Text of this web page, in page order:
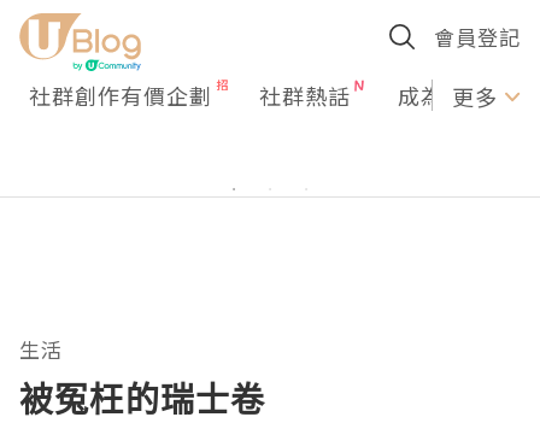
會員登記
社群創作有價企劃 社群熱話 成為U更多
生活
被冤枉的瑞士卷